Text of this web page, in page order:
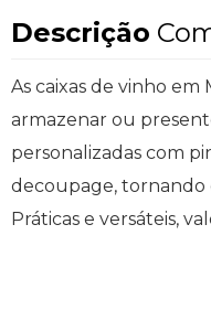
Descrição
As caixas de vinho em
armazenar ou
personalizadas com
decoupage, tornando
Práticas e versáteis,